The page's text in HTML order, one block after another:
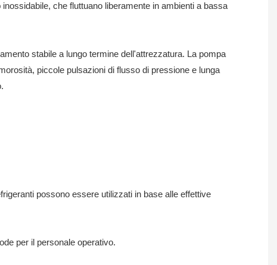
che fluttuano liberamente in ambienti a bassa
stabile a lungo termine dell'attrezzatura. La pompa
piccole pulsazioni di flusso di pressione e lunga
possono essere utilizzati in base alle effettive
per il personale operativo.